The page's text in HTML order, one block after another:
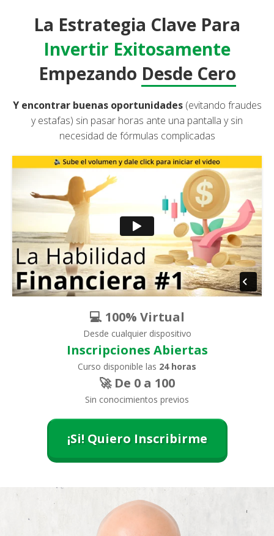
La Estrategia Clave Para
Invertir Exitosamente
Empezando Desde Cero
Y encontrar buenas oportunidades(evitando fraudes
y estafas) sin pasar horas ante una pantalla y sin
necesidad de fórmulas complicadas
💻 100% Virtual
Desde cualquier dispositivo
Inscripciones Abiertas
Curso disponible las 24 horas
🚀 De 0 a 100
Sin conocimientos previos
¡Si! Quiero Inscribirme